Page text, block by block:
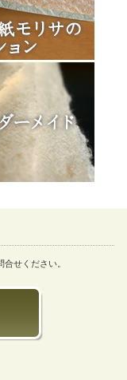
せください。